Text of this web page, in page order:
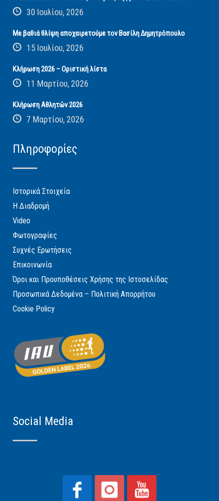
30 Ιουλίου, 2026
Με βαθιά θλίψη αποχαιρετούμε τον Βασίλη Δημητρόπουλο
15 Ιουλίου, 2026
Κλήρωση 2026 – Οριστική λίστα
11 Μαρτίου, 2026
Κλήρωση Αθλητών 2026
7 Μαρτίου, 2026
Πληροφορίες
Ιστορικά Στοιχεία
Η Διαδρομή
Video
Φωτογραφίες
Συχνές Ερωτήσεις
Επικοινωνία
Όροι και Προυποθέσεις Χρήσης της Ιστοσελίδας
Προσωπικά Δεδομένα – Πολιτική Απορρήτου
Cookie Policy
Social Media